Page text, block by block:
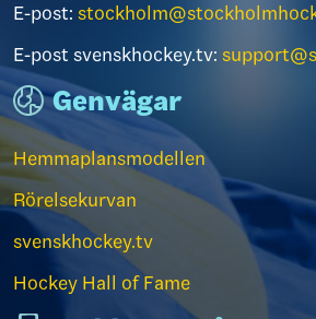
E-post:
E-post svenskhockey.tv:
Genvägar
Hemmaplansmodellen
Rörelsekurvan
svenskhockey.tv
Hockey Hall of Fame